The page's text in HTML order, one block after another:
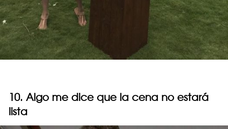
10. Algo me dice que la cena no estará
lista